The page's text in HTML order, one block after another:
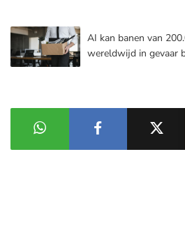
AI kan banen van
wereldwijd in gevaar